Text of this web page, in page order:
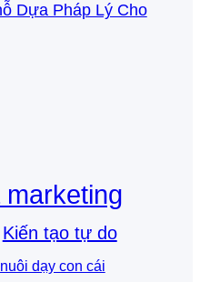
Dựa Pháp Lý Cho
Kiến tạo tự do
nuôi dạy con cái